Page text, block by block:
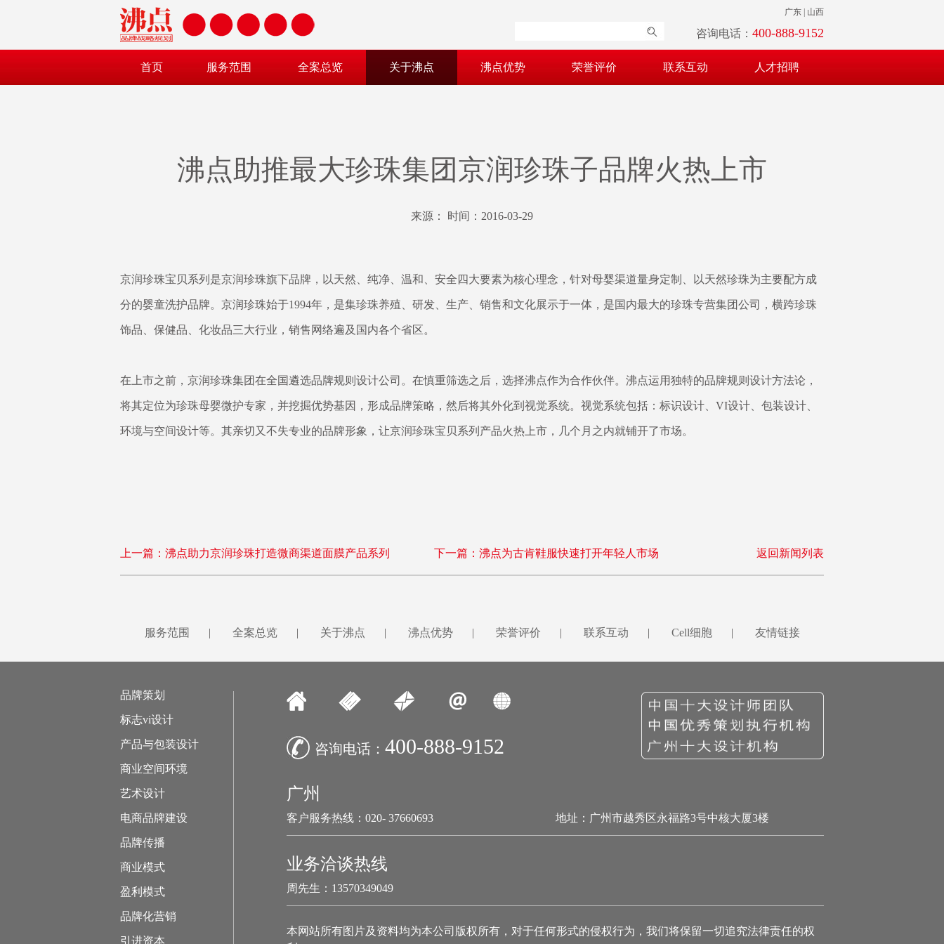
广东 | 山西
咨询电话： 400-888-9152
首页 服务范围 全案总览 关于沸点 沸点优势 荣誉评价 联系互动 人才招聘
沸点助推最大珍珠集团京润珍珠子品牌火热上市
来源： 时间：2016-03-29
京润珍珠宝贝系列是京润珍珠旗下品牌，以天然、纯净、温和、安全四大要素为核心理念，针对母婴渠道量身定制、以天然珍珠为主要配方成
分的婴童洗护品牌。京润珍珠始于1994年，是集珍珠养殖、研发、生产、销售和文化展示于一体，是国内最大的珍珠专营集团公司，横跨珍珠
饰品、保健品、化妆品三大行业，销售网络遍及国内各个省区。
在上市之前，京润珍珠集团在全国遴选品牌规则设计公司。在慎重筛选之后，选择沸点作为合作伙伴。沸点运用独特的品牌规则设计方法论，
将其定位为珍珠母婴微护专家，并挖掘优势基因，形成品牌策略，然后将其外化到视觉系统。视觉系统包括：标识设计、VI设计、包装设计、
环境与空间设计等。其亲切又不失专业的品牌形象，让京润珍珠宝贝系列产品火热上市，几个月之内就铺开了市场。
返回新闻列表
上一篇：沸点助力京润珍珠打造微商渠道面膜产品系列 下一篇：沸点为古肯鞋服快速打开年轻人市场
服务范围 | 全案总览 | 关于沸点 | 沸点优势 | 荣誉评价 | 联系互动 | Cell细胞 | 友情链接
品牌策划
标志vi设计
产品与包装设计
商业空间环境
艺术设计
电商品牌建设
品牌传播
商业模式
盈利模式
品牌化营销
引进资本
咨询电话： 400-888-9152
广州
地址：广州市越秀区永福路3号中核大厦3楼
客户服务热线：020- 37660693
业务洽谈热线
周先生：13570349049
本网站所有图片及资料均为本公司版权所有，对于任何形式的侵权行为，我们将保留一切追究法律责任的权